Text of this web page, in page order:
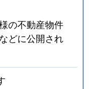
の不動産物件
どに公開され